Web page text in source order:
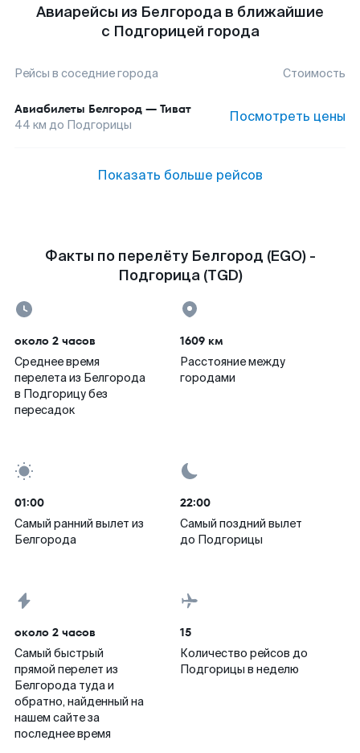
Авиарейсы из Белгорода в ближайшие
с Подгорицей города
Рейсы в соседние города Стоимость
Авиабилеты Белгород — Тиват
44 км до Подгорицы Посмотреть цены
Показать больше рейсов
Факты по перелёту Белгород (EGO) -
Подгорица (TGD)
около 2 часов
Среднее время
перелета из Белгорода
в Подгорицу без
пересадок
1609 км
Расстояние между
городами
01:00
Самый ранний вылет из
Белгорода
22:00
Самый поздний вылет
до Подгорицы
около 2 часов
Самый быстрый
прямой перелет из
Белгорода туда и
обратно, найденный на
нашем сайте за
последнее время
15
Количество рейсов до
Подгорицы в неделю